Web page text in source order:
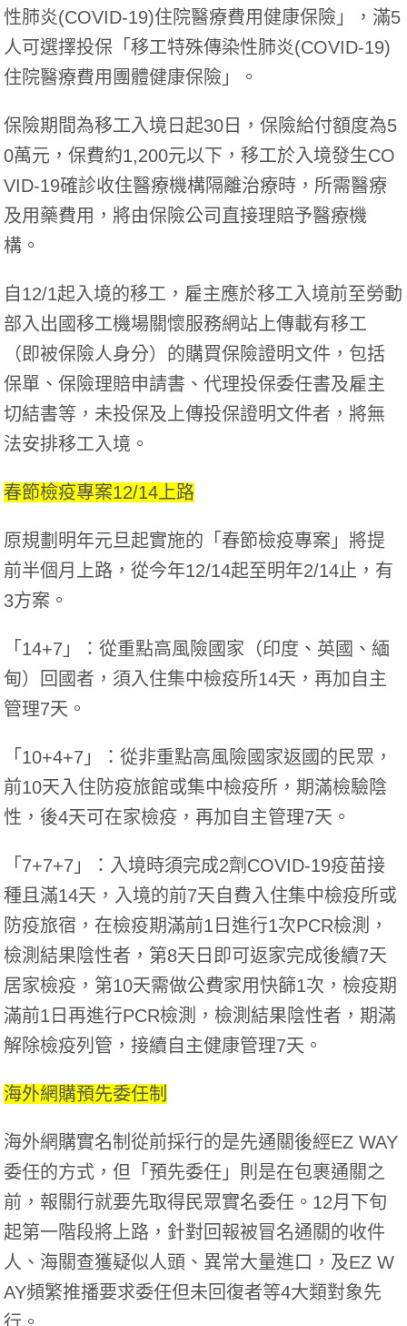
性肺炎(COVID-19)住院醫療費用健康保險」，滿5
人可選擇投保「移工特殊傳染性肺炎(COVID-19)
住院醫療費用團體健康保險」。
保險期間為移工入境日起30日，保險給付額度為5
0萬元，保費約1,200元以下，移工於入境發生CO
VID-19確診收住醫療機構隔離治療時，所需醫療
及用藥費用，將由保險公司直接理賠予醫療機
構。
自12/1起入境的移工，雇主應於移工入境前至勞動
部入出國移工機場關懷服務網站上傳載有移工
（即被保險人身分）的購買保險證明文件，包括
保單、保險理賠申請書、代理投保委任書及雇主
切結書等，未投保及上傳投保證明文件者，將無
法安排移工入境。
春節檢疫專案12/14上路
原規劃明年元旦起實施的「春節檢疫專案」將提
前半個月上路，從今年12/14起至明年2/14止，有
3方案。
「14+7」：從重點高風險國家（印度、英國、緬
甸）回國者，須入住集中檢疫所14天，再加自主
管理7天。
「10+4+7」：從非重點高風險國家返國的民眾，
前10天入住防疫旅館或集中檢疫所，期滿檢驗陰
性，後4天可在家檢疫，再加自主管理7天。
「7+7+7」：入境時須完成2劑COVID-19疫苗接
種且滿14天，入境的前7天自費入住集中檢疫所或
防疫旅宿，在檢疫期滿前1日進行1次PCR檢測，
檢測結果陰性者，第8天日即可返家完成後續7天
居家檢疫，第10天需做公費家用快篩1次，檢疫期
滿前1日再進行PCR檢測，檢測結果陰性者，期滿
解除檢疫列管，接續自主健康管理7天。
海外網購預先委任制
海外網購實名制從前採行的是先通關後經EZ WAY
委任的方式，但「預先委任」則是在包裹通關之
前，報關行就要先取得民眾實名委任。12月下旬
起第一階段將上路，針對回報被冒名通關的收件
人、海關查獲疑似人頭、異常大量進口，及EZ W
AY頻繁推播要求委任但未回復者等4大類對象先